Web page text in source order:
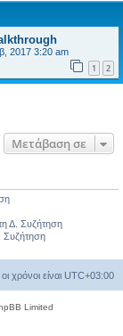
η
2017 3:20 am
1 2
Μετάβαση σε
Δ. Συζήτηση
Συζήτηση
χρόνοι είναι UTC+03:00
Limited